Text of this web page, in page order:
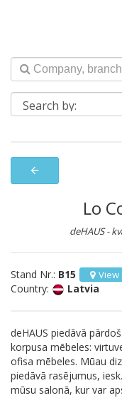
arrow_back
Lo
deHAUS -
Stand Nr.: B15 View
Country: Latvia
deHAUS piedāvā
korpusa mēbeles:
ofisa mēbeles. Mūau
piedāvā rasējumus,
mūsu salonā, kur var